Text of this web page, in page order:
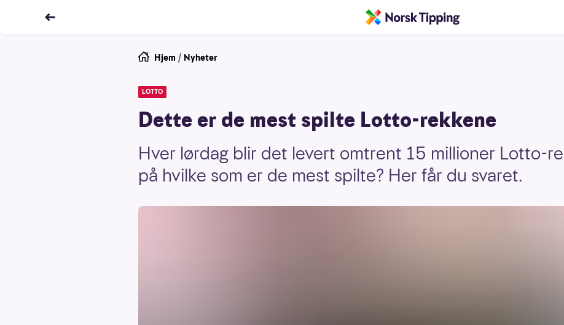
Hjem / Nyheter
LOTTO
Dette er de mest spilte Lotto-rekkene
Hver lørdag blir det levert omtrent 15 millioner Lotto-
på hvilke som er de mest spilte? Her får du svaret.